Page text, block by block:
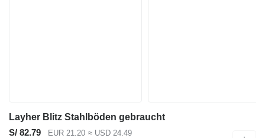
Layher Blitz Stahlböden gebraucht
S/ 82.79
EUR 21.20 ≈ USD 24.49